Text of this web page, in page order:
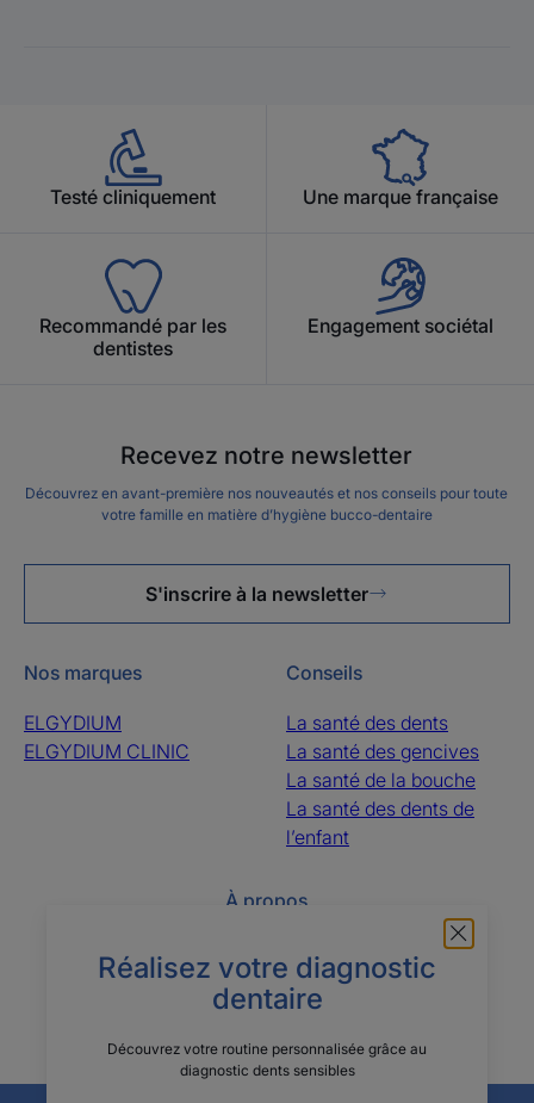
Réalisez votre diagnostic
dentaire
Découvrez votre routine personnalisée grâce au
diagnostic dents sensibles
Testé cliniquement Une marque française
Recommandé par les
dentistes
Engagement sociétal
Recevez notre newsletter
Découvrez en avant-première nos nouveautés et nos conseils pour toute
votre famille en matière d’hygiène bucco-dentaire
S'inscrire à la newsletter
Nos marques
ELGYDIUM
ELGYDIUM CLINIC
Conseils
La santé des dents
La santé des gencives
La santé de la bouche
La santé des dents de
l’enfant
À propos
Le groupe Pierre Fabre
Contactez-nousQui sommes-nous ?